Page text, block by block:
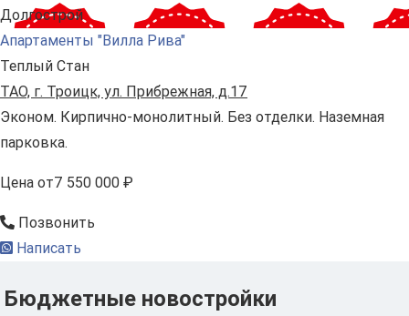
Долгострой
Апартаменты "Вилла Рива"
Теплый Стан
ТАО, г. Троицк, ул. Прибрежная, д.17
Эконом. Кирпично-монолитный. Без отделки. Наземная
парковка.
Цена от7 550 000 ₽
Позвонить
Написать
Бюджетные новостройки